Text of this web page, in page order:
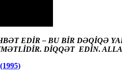
EDİR – BU BİR DƏQİQƏ
DİQQƏT EDİN.